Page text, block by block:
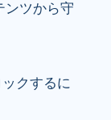
ンツから守
クするに